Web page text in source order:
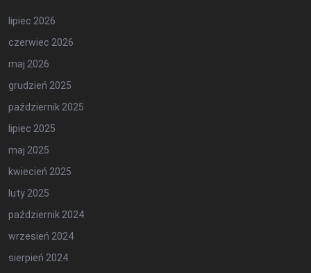
lipiec 2026
czerwiec 2026
maj 2026
grudzień 2025
październik 2025
lipiec 2025
maj 2025
kwiecień 2025
luty 2025
październik 2024
wrzesień 2024
sierpień 2024